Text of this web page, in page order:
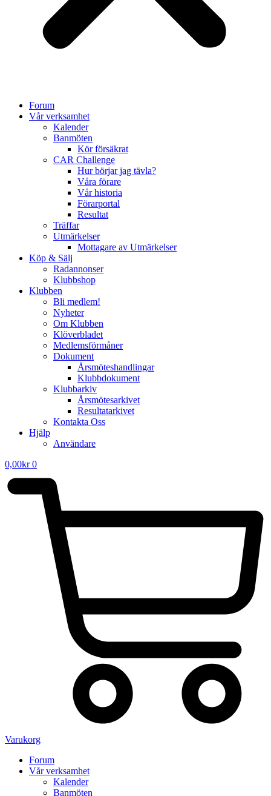
Forum
Vår verksamhet
Kalender
Banmöten
Kör försäkrat
CAR Challenge
Hur börjar jag tävla?
Våra förare
Vår historia
Förarportal
Resultat
Träffar
Utmärkelser
Mottagare av Utmärkelser
Köp & Sälj
Radannonser
Klubbshop
Klubben
Bli medlem!
Nyheter
Om Klubben
Klöverbladet
Medlemsförmåner
Dokument
Årsmöteshandlingar
Klubbdokument
Klubbarkiv
Årsmötesarkivet
Resultatarkivet
Kontakta Oss
Hjälp
Användare
0,00kr 0
Varukorg
Forum
Vår verksamhet
Kalender
Banmöten